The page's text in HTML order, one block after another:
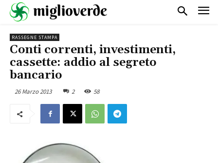
RASSEGNE STAMPA
Conti correnti, investimenti,
cassette: addio al segreto
bancario
26 Marzo 2013 2 58